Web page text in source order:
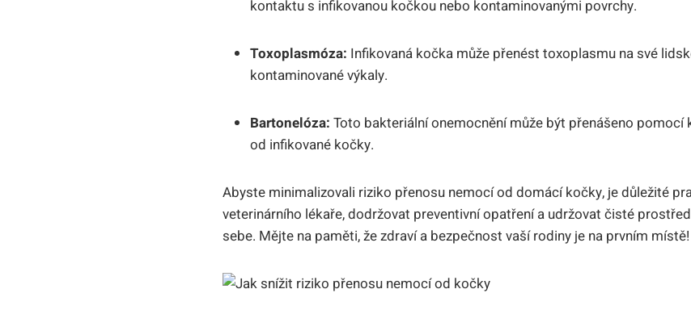
kontaktu s infikovanou kočkou nebo kontaminovanými povrchy.
Toxoplasmóza: Infikovaná kočka může přenést toxoplasmu na své
kontaminované výkaly.
Bartonelóza: Toto bakteriální onemocnění může být přenášeno
od infikované kočky.
Abyste minimalizovali riziko přenosu nemocí od domácí kočky, je důležité
veterinárního lékaře, dodržovat preventivní opatření a udržovat čisté
sebe. Mějte na paměti, že zdraví a bezpečnost vaší rodiny je na prvním místě!